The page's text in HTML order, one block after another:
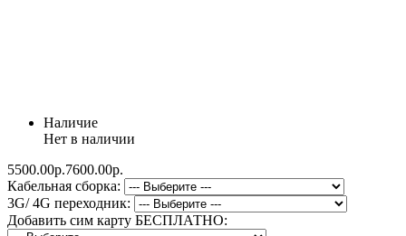
Наличие
Нет в наличии
5500.00р.7600.00р.
Кабельная сборка:
3G/ 4G переходник:
Добавить сим карту БЕСПЛАТНО: